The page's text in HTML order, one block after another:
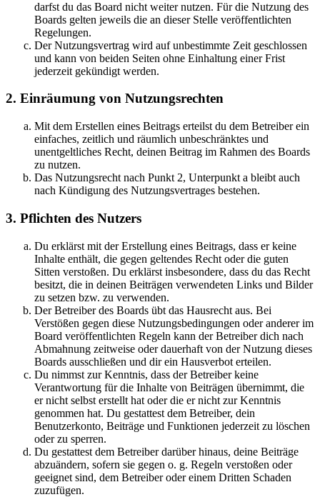
darfst du das Board nicht weiter nutzen. Für die Nutzung des
Boards gelten jeweils die an dieser Stelle veröffentlichten
Regelungen.
Der Nutzungsvertrag wird auf unbestimmte Zeit geschlossen
und kann von beiden Seiten ohne Einhaltung einer Frist
jederzeit gekündigt werden.
2. Einräumung von Nutzungsrechten
Mit dem Erstellen eines Beitrags erteilst du dem Betreiber ein
einfaches, zeitlich und räumlich unbeschränktes und
unentgeltliches Recht, deinen Beitrag im Rahmen des Boards
zu nutzen.
Das Nutzungsrecht nach Punkt 2, Unterpunkt a bleibt auch
nach Kündigung des Nutzungsvertrages bestehen.
3. Pflichten des Nutzers
Du erklärst mit der Erstellung eines Beitrags, dass er keine
Inhalte enthält, die gegen geltendes Recht oder die guten
Sitten verstoßen. Du erklärst insbesondere, dass du das Recht
besitzt, die in deinen Beiträgen verwendeten Links und Bilder
zu setzen bzw. zu verwenden.
Der Betreiber des Boards übt das Hausrecht aus. Bei
Verstößen gegen diese Nutzungsbedingungen oder anderer im
Board veröffentlichten Regeln kann der Betreiber dich nach
Abmahnung zeitweise oder dauerhaft von der Nutzung dieses
Boards ausschließen und dir ein Hausverbot erteilen.
Du nimmst zur Kenntnis, dass der Betreiber keine
Verantwortung für die Inhalte von Beiträgen übernimmt, die
er nicht selbst erstellt hat oder die er nicht zur Kenntnis
genommen hat. Du gestattest dem Betreiber, dein
Benutzerkonto, Beiträge und Funktionen jederzeit zu löschen
oder zu sperren.
Du gestattest dem Betreiber darüber hinaus, deine Beiträge
abzuändern, sofern sie gegen o. g. Regeln verstoßen oder
geeignet sind, dem Betreiber oder einem Dritten Schaden
zuzufügen.